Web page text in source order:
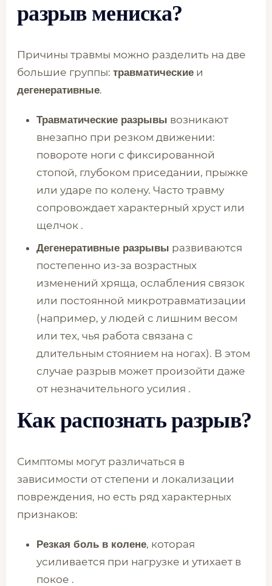
разрыв мениска?
Причины травмы можно разделить на две
большие группы: травматические и
дегенеративные.
Травматические разрывы возникают
внезапно при резком движении:
повороте ноги с фиксированной
стопой, глубоком приседании, прыжке
или ударе по колену. Часто травму
сопровождает характерный хруст или
щелчок .
Дегенеративные разрывы развиваются
постепенно из-за возрастных
изменений хряща, ослабления связок
или постоянной микротравматизации
(например, у людей с лишним весом
или тех, чья работа связана с
длительным стоянием на ногах). В этом
случае разрыв может произойти даже
от незначительного усилия .
Как распознать разрыв?
Симптомы могут различаться в
зависимости от степени и локализации
повреждения, но есть ряд характерных
признаков:
Резкая боль в колене, которая
усиливается при нагрузке и утихает в
покое .